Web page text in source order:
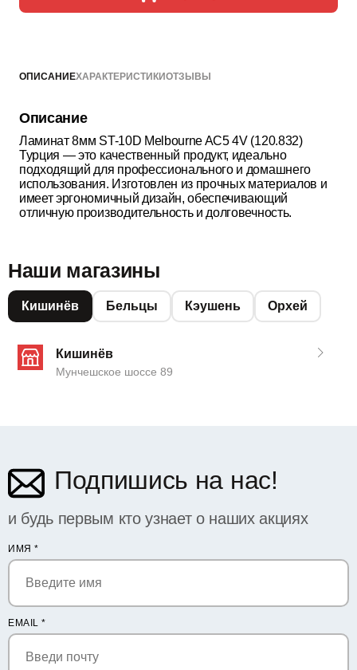
ОПИСАНИЕХАРАКТЕРИСТИКИОТЗЫВЫ
Описание
Ламинат 8мм ST-10D Melbourne AC5 4V (120.832)
Турция — это качественный продукт, идеально
подходящий для профессионального и домашнего
использования. Изготовлен из прочных материалов и
имеет эргономичный дизайн, обеспечивающий
отличную производительность и долговечность.
Наши магазины
Кишинёв Бельцы Кэушень Орхей
Кишинёв
Мунчешское шоссе 89
Подпишись на нас!
и будь первым кто узнает о наших акциях
ИМЯ *
EMAIL *